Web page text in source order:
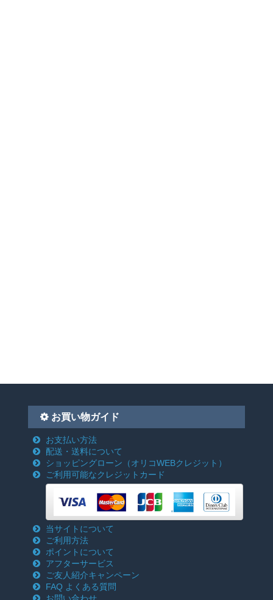
お買い物ガイド
お支払い方法
配送・送料について
ショッピングローン （オリコWEBクレジット）
ご利用可能なクレジットカード
当サイトについて
ご利用方法
ポイントについて
アフターサービス
ご友人紹介キャンペーン
FAQ よくある質問